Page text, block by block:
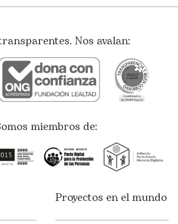
Nos avalan:
miembros de:
Proyectos en el mundo